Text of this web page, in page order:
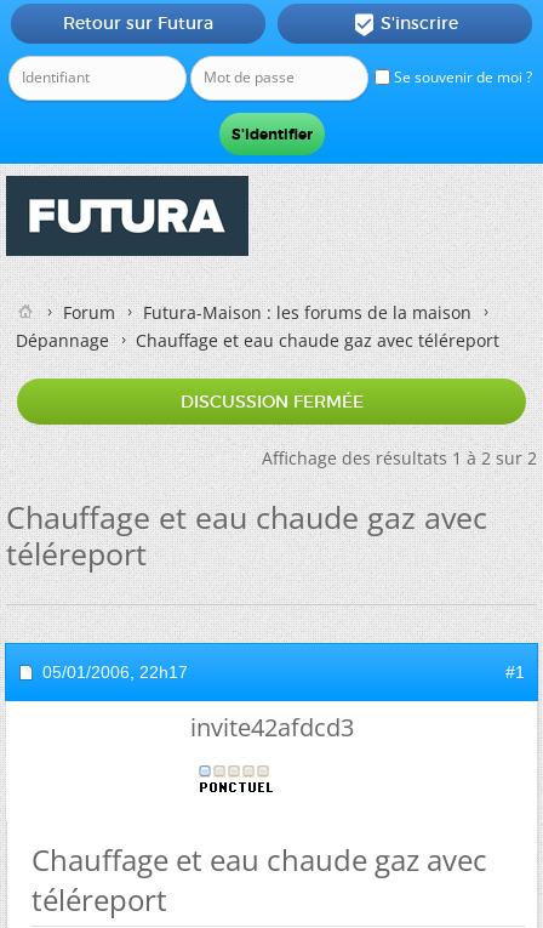
Se souvenir de moi ?
Retour sur Futura  S'inscrire
Forum
Futura-Maison : les forums de la maison
Dépannage
Chauffage et eau chaude gaz avec téléreport
DISCUSSION FERMÉE
Affichage des résultats 1 à 2 sur 2
Chauffage et eau chaude gaz avec
téléreport
05/01/2006, 22h17 #1
invite42afdcd3
Chauffage et eau chaude gaz avec
téléreport